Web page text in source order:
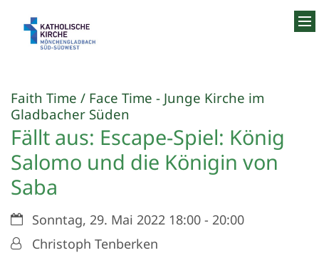
Faith Time / Face Time - Junge Kirche im
Gladbacher Süden
Fällt aus: Escape-Spiel: König
Salomo und die Königin von
Saba
Datum:Sonntag, 29. Mai 2022 18:00 - 20:00
Von:Christoph Tenberken